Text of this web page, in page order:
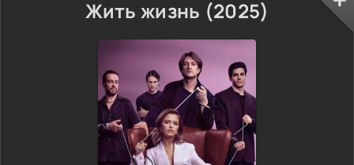
Жить жизнь (2025)